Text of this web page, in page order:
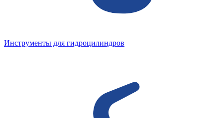
Инструменты для гидроцилиндров